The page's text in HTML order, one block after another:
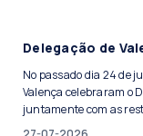
Delegação de
No passado dia 24 de
Valença celebraram o
juntamente com as